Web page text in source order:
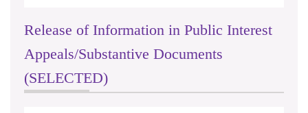
Release of Information in Public Interest
Appeals/Substantive Documents
(SELECTED)